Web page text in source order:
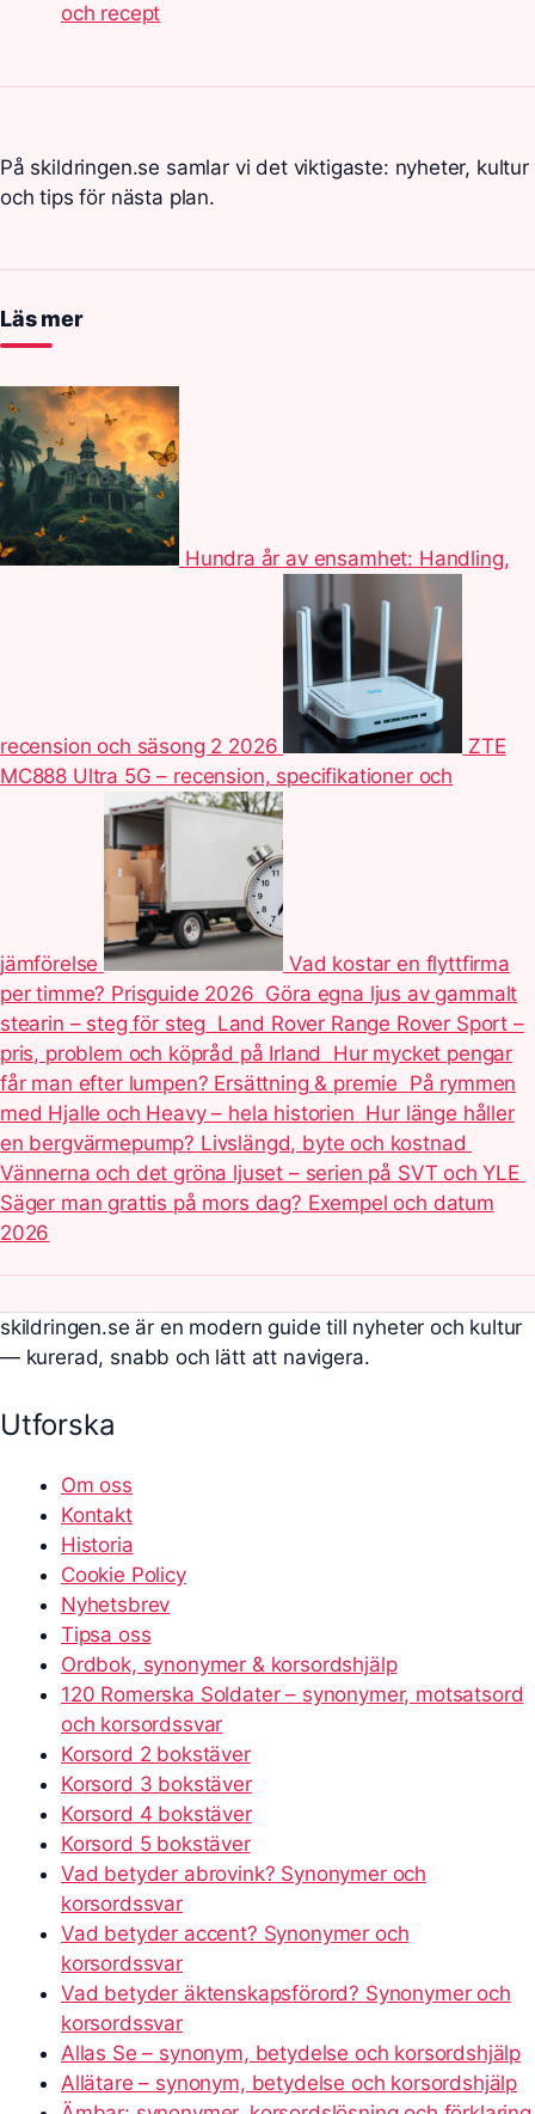
och recept
På skildringen.se samlar vi det viktigaste: nyheter, kultur
och tips för nästa plan.
Läs mer
Hundra år av ensamhet: Handling,
recension och säsong 2 2026
ZTE
MC888 Ultra 5G – recension, specifikationer och
jämförelse
Vad kostar en flyttfirma
per timme? Prisguide 2026 Göra egna ljus av gammalt
stearin – steg för steg Land Rover Range Rover Sport –
pris, problem och köpråd på Irland
Hur mycket pengar
får man efter lumpen? Ersättning & premie På rymmen
med Hjalle och Heavy – hela historien Hur länge håller
en bergvärmepump? Livslängd, byte och kostnad
Vännerna och det gröna ljuset – serien på SVT och YLE
Säger man grattis på mors dag? Exempel och datum
2026
skildringen.se är en modern guide till nyheter och kultur
— kurerad, snabb och lätt att navigera.
Utforska
Om oss
Kontakt
Historia
Cookie Policy
Nyhetsbrev
Tipsa oss
Ordbok, synonymer & korsordshjälp
120 Romerska Soldater – synonymer, motsatsord
och korsordssvar
Korsord 2 bokstäver
Korsord 3 bokstäver
Korsord 4 bokstäver
Korsord 5 bokstäver
Vad betyder abrovink? Synonymer och
korsordssvar
Vad betyder accent? Synonymer och
korsordssvar
Vad betyder äktenskapsförord? Synonymer och
korsordssvar
Allas Se – synonym, betydelse och korsordshjälp
Allätare – synonym, betydelse och korsordshjälp